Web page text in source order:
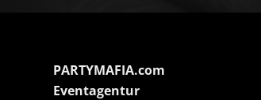
PARTYMAFIA.com
Eventagentur